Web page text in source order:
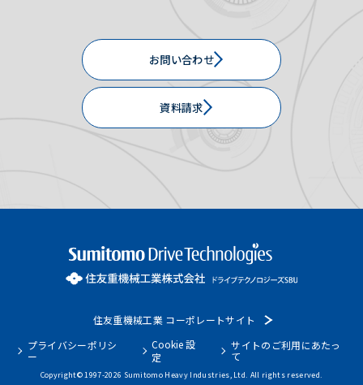
お問い合わせ
資料請求
住友重機械工業 コーポレートサイト
プライバシーポリシ
ー
Cookie 設
定
サイトのご利用にあたっ
て
Copyright© 1997-2026 Sumitomo Heavy Industries, Ltd. All rights reserved.